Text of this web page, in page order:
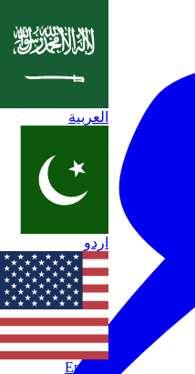
العربية
اردو
English